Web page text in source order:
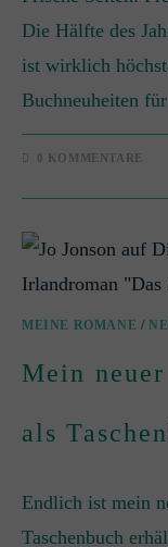
Die Hälfte des
ist wirklich
Buchneuheiten
0 KOMMENTARE
MEINE ROMANE /
Mein
als
Endlich ist mein
Taschenbuch